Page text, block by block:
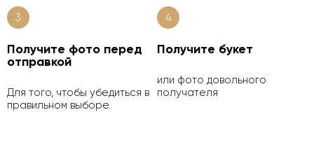
3
Получите фото перед
отправкой
Для того, чтобы убедиться в
правильном выборе.
4
Получите букет
или фото довольного
получателя